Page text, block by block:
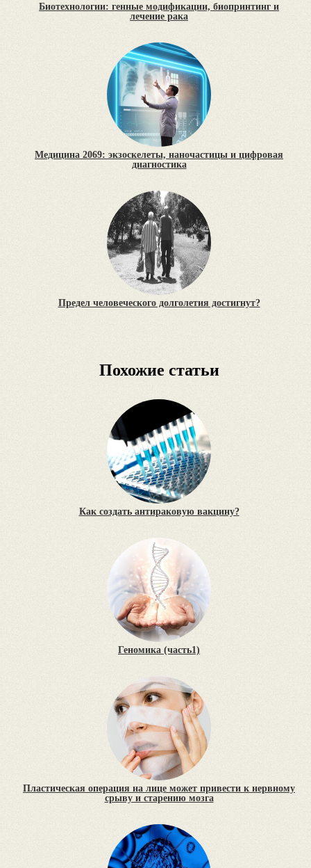
Биотехнологии: генные модификации, биопринтинг и
лечение рака
Медицина 2069: экзоскелеты, наночастицы и цифровая
диагностика
Предел человеческого долголетия достигнут?
Похожие статьи
Как создать антираковую вакцину?
Геномика (часть1)
Пластическая операция на лице может привести к нервному
срыву и старению мозга